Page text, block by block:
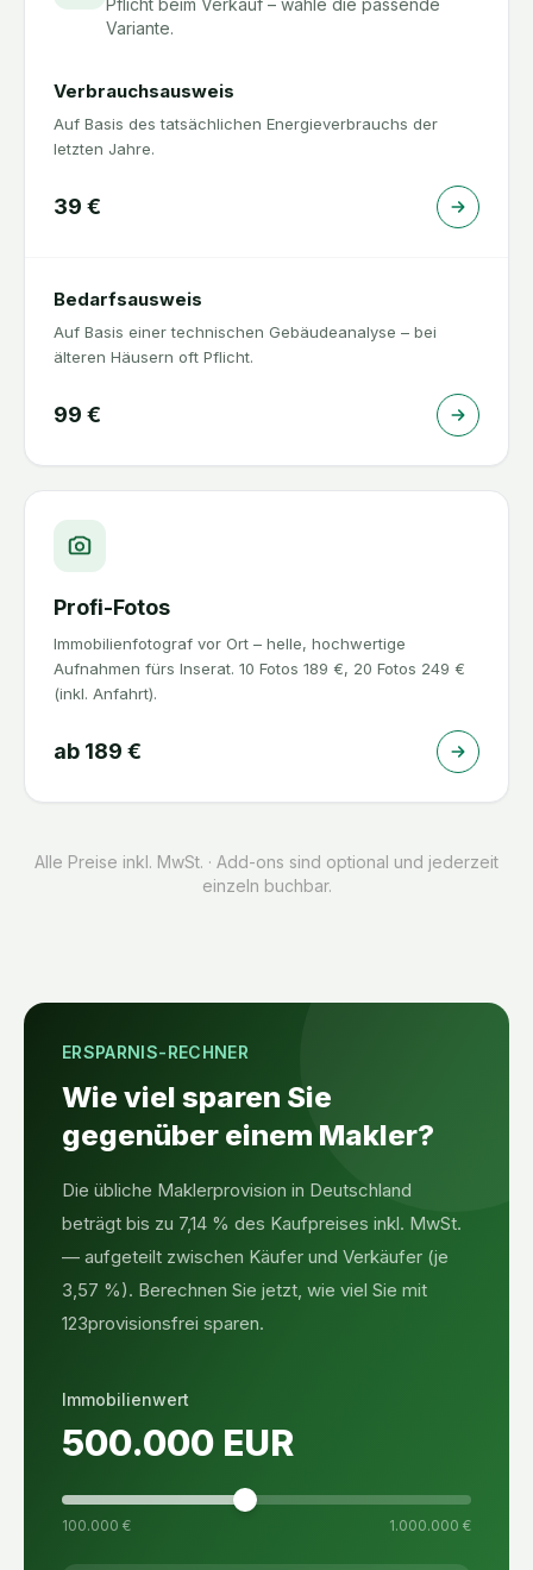
Pflicht beim Verkauf – wähle die passende
Variante.
Verbrauchsausweis
Auf Basis des tatsächlichen Energieverbrauchs der
letzten Jahre.
39 €
Bedarfsausweis
Auf Basis einer technischen Gebäudeanalyse – bei
älteren Häusern oft Pflicht.
99 €
Profi-Fotos
Immobilienfotograf vor Ort – helle, hochwertige
Aufnahmen fürs Inserat. 10 Fotos 189 €, 20 Fotos 249 €
(inkl. Anfahrt).
ab 189 €
Alle Preise inkl. MwSt. · Add-ons sind optional und jederzeit
einzeln buchbar.
ERSPARNIS-RECHNER
Wie viel sparen Sie
gegenüber einem Makler?
Die übliche Maklerprovision in Deutschland
beträgt bis zu 7,14 % des Kaufpreises inkl. MwSt.
— aufgeteilt zwischen Käufer und Verkäufer (je
3,57 %). Berechnen Sie jetzt, wie viel Sie mit
123provisionsfrei sparen.
Immobilienwert
500.000 EUR
100.000 € 1.000.000 €